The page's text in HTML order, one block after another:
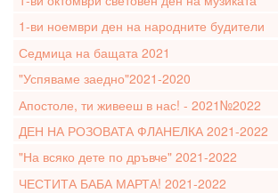
1-ви ноември ден на народните будители
Седмица на бащата 2021
"Успяваме заедно"2021-2020
Апостоле, ти живееш в нас! - 2021№2022
ДЕН НА РОЗОВАТА ФЛАНЕЛКА 2021-2022
"На всяко дете по дръвче" 2021-2022
ЧЕСТИТА БАБА МАРТА! 2021-2022